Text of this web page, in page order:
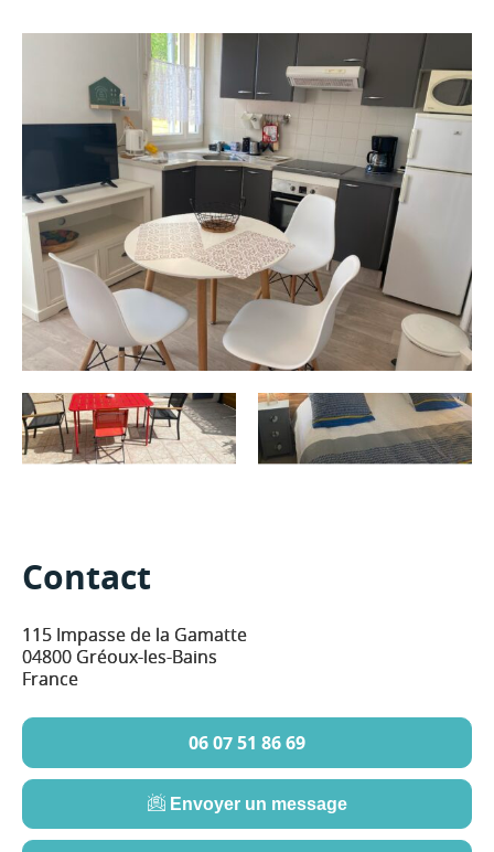
Contact
115 Impasse de la Gamatte
04800 Gréoux-les-Bains
France
06 07 51 86 69
Envoyer un message